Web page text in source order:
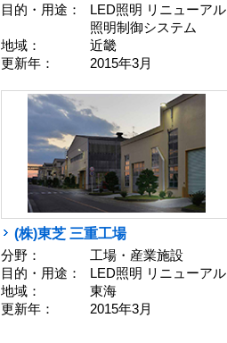
目的・用途：
LED照明 リニューアル
照明制御システム
地域：
近畿
更新年：
2015年3月
(株)東芝 三重工場
分野：
工場・産業施設
目的・用途：
LED照明 リニューアル
地域：
東海
更新年：
2015年3月